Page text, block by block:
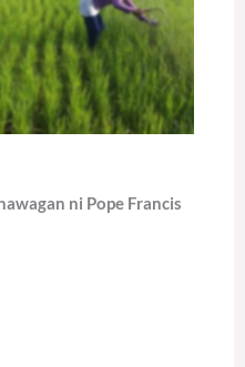
ni Pope Francis